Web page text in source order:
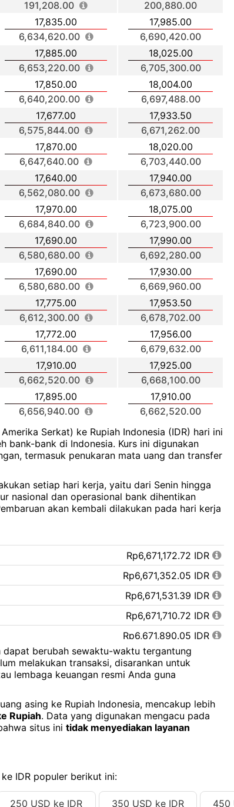
191,208.00
200,880.00
17,835.00
6,634,620.00
17,985.00
6,690,420.00
17,885.00
6,653,220.00
18,025.00
6,705,300.00
17,850.00
6,640,200.00
18,004.00
6,697,488.00
17,677.00
6,575,844.00
17,933.50
6,671,262.00
17,870.00
6,647,640.00
18,020.00
6,703,440.00
17,640.00
6,562,080.00
17,940.00
6,673,680.00
17,970.00
6,684,840.00
18,075.00
6,723,900.00
17,690.00
6,580,680.00
17,990.00
6,692,280.00
17,690.00
6,580,680.00
17,930.00
6,669,960.00
17,775.00
6,612,300.00
17,953.50
6,678,702.00
17,772.00
6,611,184.00
17,956.00
6,679,632.00
17,910.00
6,662,520.00
17,925.00
6,668,100.00
17,895.00
6,656,940.00
17,910.00
6,662,520.00
Serkat) ke Rupiah Indonesia (IDR) hari ini
bank-bank di Indonesia. Kurs ini digunakan
termasuk penukaran mata uang dan transfer
setiap hari kerja, yaitu dari Senin hingga
nasional dan operasional bank dihentikan
akan kembali dilakukan pada hari kerja
Rp6,671,172.72 IDR
Rp6,671,352.05 IDR
Rp6,671,531.39 IDR
Rp6,671,710.72 IDR
Rp6,671,890.05 IDR
Rp6,672,069.38 IDR
Rp6,672,248.72 IDR
Rp6,672,607.38 IDR
Rp6,672,786.71 IDR
Rp6,673,324.71 IDR
berubah sewaktu-waktu tergantung
melakukan transaksi, disarankan untuk
lembaga keuangan resmi Anda guna
asing ke Rupiah Indonesia, mencakup lebih
Rupiah. Data yang digunakan mengacu pada
situs ini tidak menyediakan layanan
IDR populer berikut ini:
250 USD ke IDR 350 USD ke IDR 450